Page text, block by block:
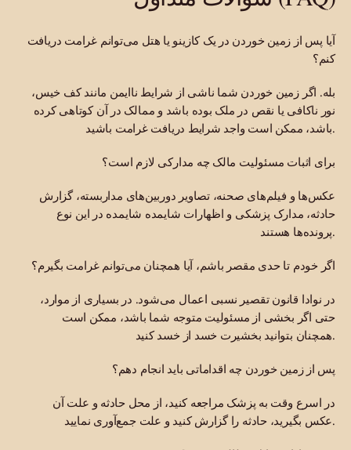
آیا پس از زمین خوردن در یک کازینو یا هتل می‌توانم غرامت دریافت
کنم؟
بله. اگر زمین خوردن شما ناشی از شرایط ناایمن مانند کف خیس،
نور ناکافی یا نقص در ملک بوده باشد و ممالک در آن کوتاهی کرده
باشد، ممکن است واجد شرایط دریافت غرامت باشید.
برای اثبات مسئولیت مالک چه مدارکی لازم است؟
عکس‌ها و فیلم‌های صحنه، تصاویر دوربین‌های مداربسته، گزارش
حادثه، مدارک پزشکی و اظهارات شایمده شایمده در این نوع
پرونده‌ها هستند.
اگر خودم تا حدی مقصر باشم، آیا همچنان می‌توانم غرامت بگیرم؟
در نوادا قانون تقصیر نسبی اعمال می‌شود. در بسیاری از موارد،
حتی اگر بخشی از مسئولیت متوجه شما باشد، ممکن است
همچنان بتوانید بخشیرت خسد از خسد کنید.
پس از زمین خوردن چه اقداماتی باید انجام دهم؟
در اسرع وقت به پزشک مراجعه کنید، از محل حادثه و علت آن
عکس بگیرید، حادثه را گزارش کنید و علت جمع‌آوری نمایید.